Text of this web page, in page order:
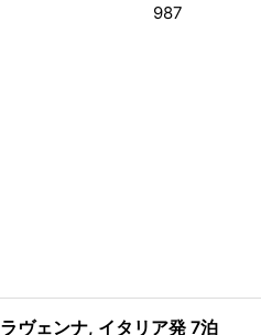
987
ラヴェンナ, イタリア発 7泊